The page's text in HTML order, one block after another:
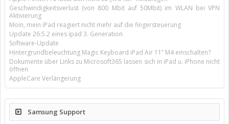
Geschwindigkeitsverlust (von 800 Mbit auf 50Mbit) im WLAN bei VPN
Aktivierung
Moin, mein iPad reagiert nicht mehr auf die fingersteuerung
Update 26.5.2 eines ipad 3. Generation
Software-Update
Hintergrundbeleuchtung Magic Keyboard iPad Air 11’’ M4 einschalten?
Dokumente über Links zu Microsoft365 lassen sich in iPad u. iPhone nicht
öffnen
AppleCare Verlängerung
Samsung Support